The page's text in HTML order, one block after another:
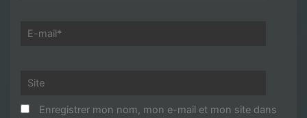
E-
Site
Enregistrer mon nom, mon e-mail et mon site dans